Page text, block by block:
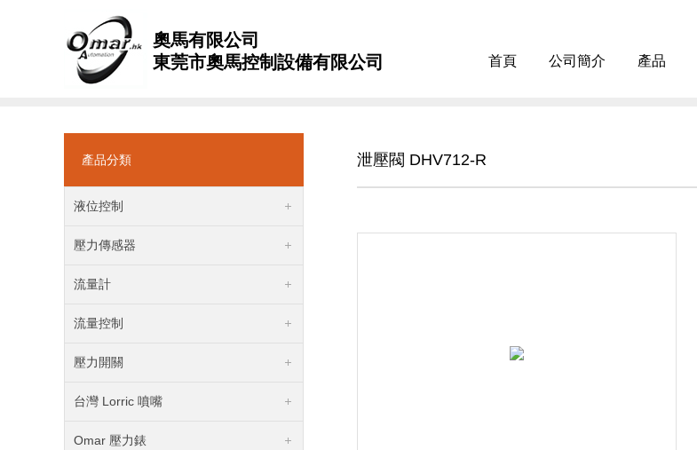
奧馬有限公司
東莞市奧馬控制設備有限公司
首頁 公司簡介 產品
產品分類
液位控制
壓力傳感器
流量計
流量控制
壓力開關
台灣 Lorric 噴嘴
Omar 壓力錶
泄壓閥 DHV712-R